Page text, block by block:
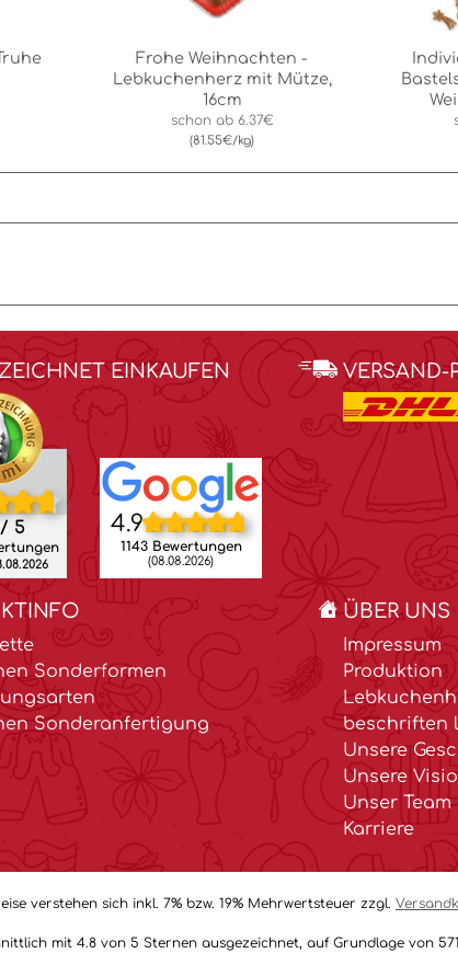
Frohe Weihnachten -
Lebkuchenherz mit Mütze,
16cm
schon ab 6.37€
(81.55€/kg)
EINKAUFEN
5 4.9
1143 Bewertungen
(08.08.2026)
VERSAND-
Sonderformen
Sonderanfertigung
ÜBER UNS
Impressum
Produktion
beschriften
Unsere
Unsere
Unser Team
Karriere
verstehen sich inkl. 7% bzw. 19% Mehrwertsteuer zzgl.
mit 4.8 von 5 Sternen ausgezeichnet, auf Grundlage von